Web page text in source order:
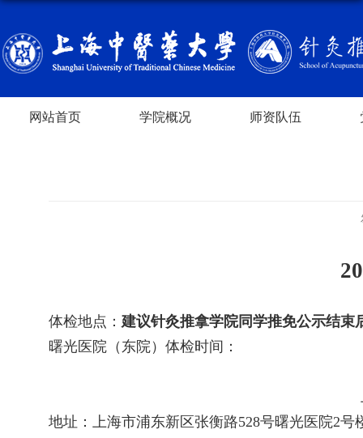
网站首页 学院概况 师资队伍
体检地点： 建议针灸推拿学院同学推免公示结束
曙光医院（东院）体检时间：
地址：上海市浦东新区张衡路528号曙光医院2号